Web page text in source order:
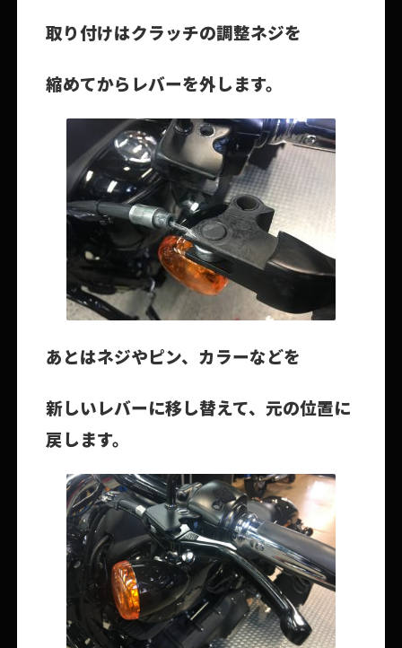
取り付けはクラッチの調整ネジを
縮めてからレバーを外します。
あとはネジやピン、カラーなどを
新しいレバーに移し替えて、元の位置に
戻します。